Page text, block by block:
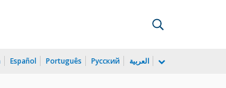
Español Português Русский العربية